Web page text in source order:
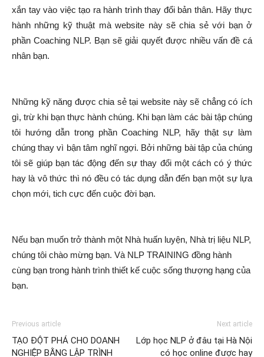
xắn tay vào việc tạo ra hành trình thay đổi bản thân. Hãy thực
hành những kỹ thuật mà website này sẽ chia sẻ với bạn ở
phần Coaching NLP. Bạn sẽ giải quyết được nhiều vấn đề cá
nhân bạn.
Những kỹ năng được chia sẻ tại website này sẽ chẳng có ích
gì, trừ khi bạn thực hành chúng. Khi bạn làm các bài tập chúng
tôi hướng dẫn trong phần Coaching NLP, hãy thật sự làm
chúng thay vì bận tâm nghĩ ngợi. Bởi những bài tập của chúng
tôi sẽ giúp bạn tác động đến sự thay đổi một cách có ý thức
hay là vô thức thì nó đều có tác dụng dẫn đến bạn một sự lựa
chọn mới, tich cực đến cuộc đời bạn.
Nếu bạn muốn trở thành một Nhà huấn luyện, Nhà trị liệu NLP,
chúng tôi chào mừng bạn. Và NLP TRAINING đồng hành
cùng bạn trong hành trình thiết kế cuộc sống thượng hạng của
bạn.
Previous article
TẠO ĐỘT PHÁ CHO DOANH
NGHIỆP BẰNG LẬP TRÌNH
Next article
Lớp học NLP ở đâu tại Hà Nội
có học online được hay